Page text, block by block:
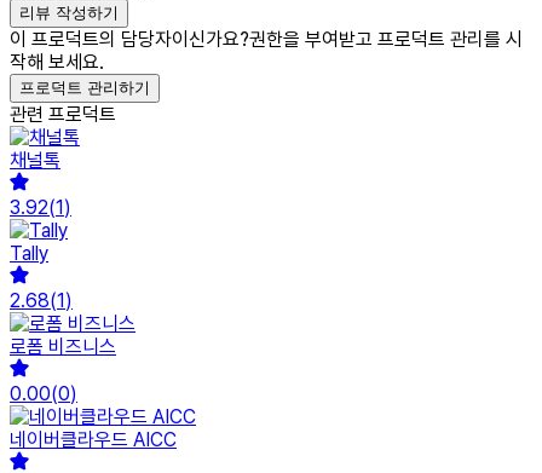
리뷰 작성하기
이 프로덕트의 담당자이신가요?권한을 부여받고 프로덕트 관리를 시
작해 보세요.
프로덕트 관리하기
관련 프로덕트
채널톡
3.92(1)
Tally
2.68(1)
로폼 비즈니스
0.00(0)
네이버클라우드 AICC